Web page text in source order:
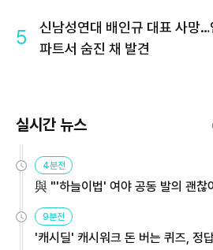
5
신남성연대 배인규 대표 사망…
파트서 숨진 채 발견
실시간 뉴스
4분전
與 "'하늘이법' 여야 공동 발의 괜찮
9분전
'캐시딜' 캐시워크 돈 버는 퀴즈, 정